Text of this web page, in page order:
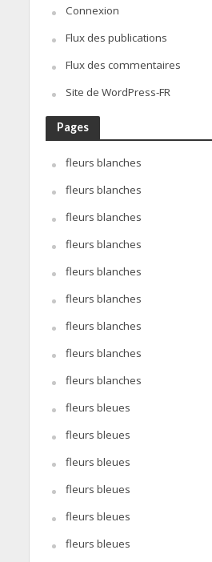
Connexion
Flux des publications
Flux des commentaires
Site de WordPress-FR
Pages
fleurs blanches
fleurs blanches
fleurs blanches
fleurs blanches
fleurs blanches
fleurs blanches
fleurs blanches
fleurs blanches
fleurs blanches
fleurs bleues
fleurs bleues
fleurs bleues
fleurs bleues
fleurs bleues
fleurs bleues